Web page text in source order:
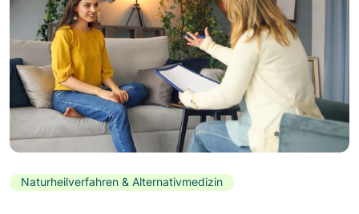
Naturheilverfahren & Alternativmedizin